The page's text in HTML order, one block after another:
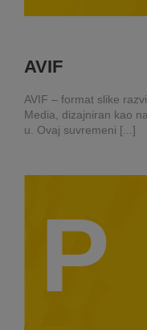
AVIF
AVIF – format slike
Media, dizajniran kao
u. Ovaj suvremeni [...]
P